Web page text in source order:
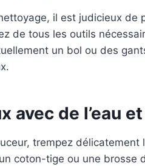
il est judicieux de
de tous les outils
un bol ou des
avec de l’eau
trempez délicatement
coton-tige ou une brosse